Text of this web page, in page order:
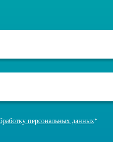
персональных данных*